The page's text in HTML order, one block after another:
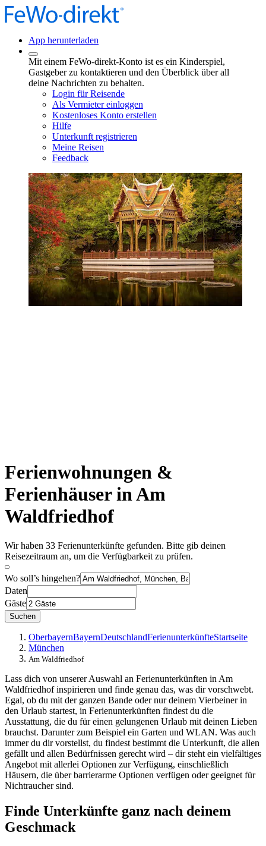
App herunterladen
Mit einem FeWo-direkt-Konto ist es ein Kinderspiel,
Gastgeber zu kontaktieren und den Überblick über all
deine Nachrichten zu behalten.
Login für Reisende
Als Vermieter einloggen
Kostenloses Konto erstellen
Hilfe
Unterkunft registrieren
Meine Reisen
Feedback
Ferienwohnungen &
Ferienhäuser in Am
Waldfriedhof
Wir haben 33 Ferienunterkünfte gefunden. Bitte gib deinen
Reisezeitraum an, um die Verfügbarkeit zu prüfen.
Wo soll’s hingehen?
Daten
Gäste
Suchen
OberbayernBayernDeutschlandFerienunterkünfteStartseite
München
Am Waldfriedhof
Lass dich von unserer Auswahl an Ferienunterkünften in Am
Waldfriedhof inspirieren und finde genau das, was dir vorschwebt.
Egal, ob du mit der ganzen Bande oder nur deinem Vierbeiner in
den Urlaub startest, in Ferienunterkünften findest du die
Ausstattung, die du für einen gelungenen Urlaub mit deinen Lieben
brauchst. Darunter zum Beispiel ein Garten und WLAN. Was auch
immer du dir vorstellst, du findest bestimmt die Unterkunft, die allen
gefällt und allen Bedürfnissen gerecht wird – dir steht ein vielfältiges
Angebot mit allerlei Optionen zur Verfügung, einschließlich
Häusern, die über barrierarme Optionen verfügen oder geeignet für
Nichtraucher sind.
Finde Unterkünfte ganz nach deinem
Geschmack